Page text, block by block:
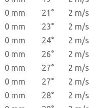
0 mm 21°
2 m/s
0 mm 23°
2 m/s
0 mm 24°
2 m/s
0 mm 26°
2 m/s
0 mm 27°
2 m/s
0 mm 27°
2 m/s
0 mm 28°
2 m/s